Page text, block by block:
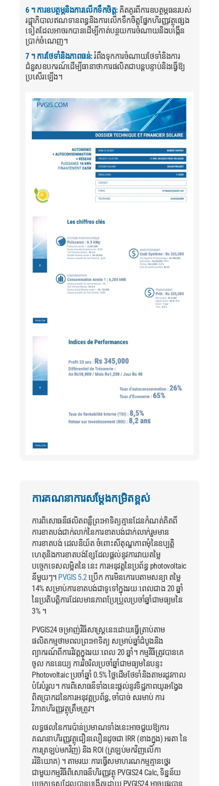
6 ។ ការឧបត្ថម្ភនិងការលើកទឹកចិត្ត: គិតគូរពីការឧបត្ថម្ភធនរបស់
រដ្ឋាភិបាលឥណទានពន្ធនិងការលើកទឹកចិត្តផ្នែកហិរញ្ញវត្ថុផ្សេង
ទៀតដែលអាចរកបានដើម្បីកាត់បន្ថយការចំណាយនិងបង្កើន
ប្រាក់ចំណេញ។
7 ។ ការថែទាំនិងភាពធន់:រំពឹងទុកការចំណាយថែទាំនិងការ
ជំនួសឧបករណ៍ដើម្បីធានាថាការផលិតជាបន្តបន្ទាប់និងធ្វើឱ្យ
ប្រសើរឡើង។
ការគណនាការសម្តែងកម្រិតខ្ពស់
ការពិសោធន៏ផលិតពន្លឺព្រះអាទិត្យគ្មានដែនកំណត់គិតពី
ការខាតបង់ជាក់លាក់នៃការខាតបង់ជាក់លាក់រួមមាន
ការខាតបង់ ដេលនិយ័ត ចំពោះសីតុណ្ហភាពមុំនៃឧប្បត្តិ
ហេតុនិងការខាតបង់ខ្សែដែលផ្តល់នូវការវាយតម្លៃ
បច្ចេកទេសលម្អិតនៃ នេះ ការអនុវត្តនៃប្រព័ន្ធ photovoltaic
នីមួយៗ។ PVGIS 5.2ប្រើក ការមិនកោរបតាមសន្យា តម្លៃ
14% សម្រាប់ការខាតបង់ជាទូទៅក្នុងរយៈពេលជាង 20 ឆ្នាំ
នៃប្រតិបត្តិការដែលមានភាពប្រែប្រួលប្រចាំឆ្នាំជាមធ្យមនៃ
3% ។
PVGIS24ចម្រាញ់វិធីសាស្រ្តនេះដោយធ្វើត្រាប់តាម
ផលិតកម្មថាមពលព្រះអាទិត្យ សម្រាប់ឆ្នាំដំបូងនិង
ព្យាករណ៍ពីការវិវត្តក្នុងរយៈពេល 20 ឆ្នាំ។ កម្មវិធីត្រូវបានគេ
ចូល កននេយ្យ ការរិចរិលប្រចាំឆ្នាំជាមធ្យមនៃបន្ទះ
Photovoltaic ប្រចាំឆ្នាំ 0.5% ថ្លៃដើមថែទាំនិងតាមរដូវកាល
បំរែបំរួល។ ការពិសោធន៏ទាំងនេះផ្តល់នូវទិដ្ឋភាពយូរអង្វែង
ពិតប្រាកដនៃការអនុវត្តប្រព័ន្ធ, ចាំបាច់ សរមាប់ ការ
វិភាគហិរញ្ញវត្ថុត្រឹមត្រូវ។
លទ្ធផលនៃការប៉ាន់ប្រមាណទាំងនេះអាចជួយឱ្យការ
គណនាហិរញ្ញវត្ថុជឿនលឿនដូចជា IRR (ខាងក្នុង) អរតា នៃ
ការត្រឡប់មកវិញ) និង ROI (ត្រឡប់មកវិញលើកា
រវិនិយោគ) ។ តាមរយៈការធ្វើសមាហរណកម្មគ្មានថ្នេរ
ជាមួយកម្មវិធីពិសោធន៏ហិរញ្ញវត្ថុ PVGIS24 Calc, ទិន្នន័យ
បច្ចេកទេសដែលបានបង្កើតដោយ PVGIS24អាចផ្ទេរបាន